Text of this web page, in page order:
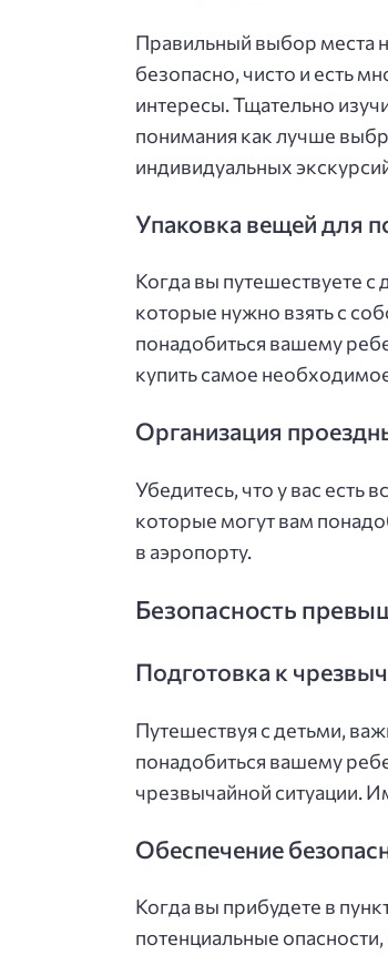
Правильный выбор места
безопасно, чисто и есть
интересы. Тщательно
понимания как лучше
индивидуальных
Упаковка вещей для
Когда вы путешествуете
которые нужно взять с
понадобиться вашему
купить самое
Организация
Убедитесь, что у вас
которые могут вам
в аэропорту.
Безопасность
Подготовка к
Путешествуя с детьми,
понадобиться вашему
чрезвычайной ситуации.
Обеспечение
Когда вы прибудете в
потенциальные